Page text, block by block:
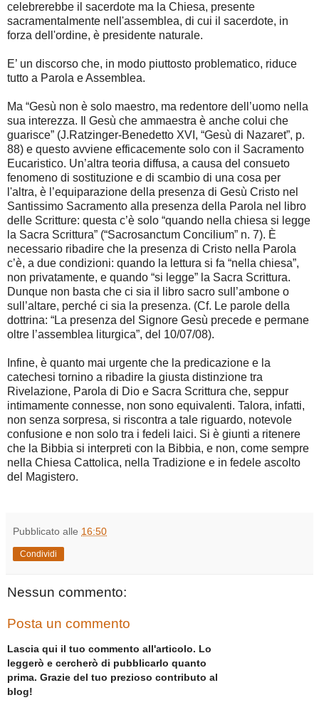
celebrerebbe il sacerdote ma la Chiesa, presente
sacramentalmente nell'assemblea, di cui il sacerdote, in
forza dell'ordine, è presidente naturale.
E’ un discorso che, in modo piuttosto problematico, riduce
tutto a Parola e Assemblea.
Ma “Gesù non è solo maestro, ma redentore dell’uomo nella
sua interezza. Il Gesù che ammaestra è anche colui che
guarisce” (J.Ratzinger-Benedetto XVI, “Gesù di Nazaret”, p.
88) e questo avviene efficacemente solo con il Sacramento
Eucaristico. Un’altra teoria diffusa, a causa del consueto
fenomeno di sostituzione e di scambio di una cosa per
l'altra, è l’equiparazione della presenza di Gesù Cristo nel
Santissimo Sacramento alla presenza della Parola nel libro
delle Scritture: questa c’è solo “quando nella chiesa si legge
la Sacra Scrittura” (“Sacrosanctum Concilium” n. 7). È
necessario ribadire che la presenza di Cristo nella Parola
c’è, a due condizioni: quando la lettura si fa “nella chiesa”,
non privatamente, e quando “si legge” la Sacra Scrittura.
Dunque non basta che ci sia il libro sacro sull’ambone o
sull’altare, perché ci sia la presenza. (Cf. Le parole della
dottrina: “La presenza del Signore Gesù precede e permane
oltre l’assemblea liturgica”, del 10/07/08).
Infine, è quanto mai urgente che la predicazione e la
catechesi tornino a ribadire la giusta distinzione tra
Rivelazione, Parola di Dio e Sacra Scrittura che, seppur
intimamente connesse, non sono equivalenti. Talora, infatti,
non senza sorpresa, si riscontra a tale riguardo, notevole
confusione e non solo tra i fedeli laici. Si è giunti a ritenere
che la Bibbia si interpreti con la Bibbia, e non, come sempre
nella Chiesa Cattolica, nella Tradizione e in fedele ascolto
del Magistero.
Pubblicato alle 16:50
Condividi
Nessun commento:
Posta un commento
Lascia qui il tuo commento all'articolo. Lo
leggerò e cercherò di pubblicarlo quanto
prima. Grazie del tuo prezioso contributo al
blog!